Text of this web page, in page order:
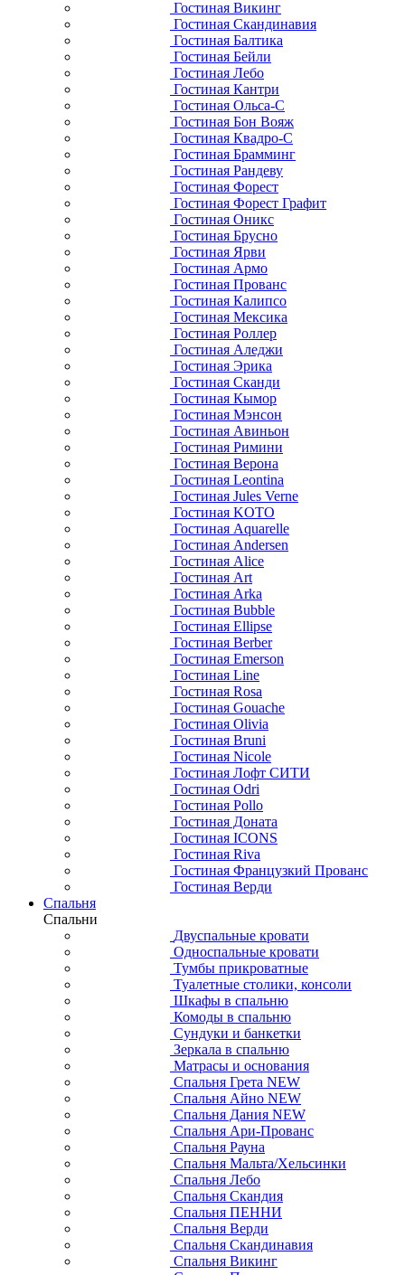
Гостиная Викинг
Гостиная Скандинавия
Гостиная Балтика
Гостиная Бейли
Гостиная Лебо
Гостиная Кантри
Гостиная Ольса-С
Гостиная Бон Вояж
Гостиная Квадро-С
Гостиная Брамминг
Гостиная Рандеву
Гостиная Форест
Гостиная Форест Графит
Гостиная Оникс
Гостиная Брусно
Гостиная Ярви
Гостиная Армо
Гостиная Прованс
Гостиная Калипсо
Гостиная Мексика
Гостиная Роллер
Гостиная Аледжи
Гостиная Эрика
Гостиная Сканди
Гостиная Кымор
Гостиная Мэнсон
Гостиная Авиньон
Гостиная Римини
Гостиная Верона
Гостиная Leontina
Гостиная Jules Verne
Гостиная KOTO
Гостиная Aquarelle
Гостиная Andersen
Гостиная Alice
Гостиная Art
Гостиная Arka
Гостиная Bubble
Гостиная Ellipse
Гостиная Berber
Гостиная Emerson
Гостиная Line
Гостиная Rosa
Гостиная Gouache
Гостиная Olivia
Гостиная Bruni
Гостиная Nicole
Гостиная Лофт СИТИ
Гостиная Odri
Гостиная Pollo
Гостиная Доната
Гостиная ICONS
Гостиная Riva
Гостиная Французкий Прованс
Гостиная Верди
Спальня
Спальни
Двуспальные кровати
Односпальные кровати
Тумбы прикроватные
Туалетные столики, консоли
Шкафы в спальню
Комоды в спальню
Сундуки и банкетки
Зеркала в спальню
Матрасы и основания
Спальня Грета NEW
Спальня Айно NEW
Спальня Дания NEW
Спальня Ари-Прованс
Спальня Рауна
Спальня Мальта/Хельсинки
Спальня Лебо
Спальня Скандия
Спальня ПЕННИ
Спальня Верди
Спальня Скандинавия
Спальня Викинг